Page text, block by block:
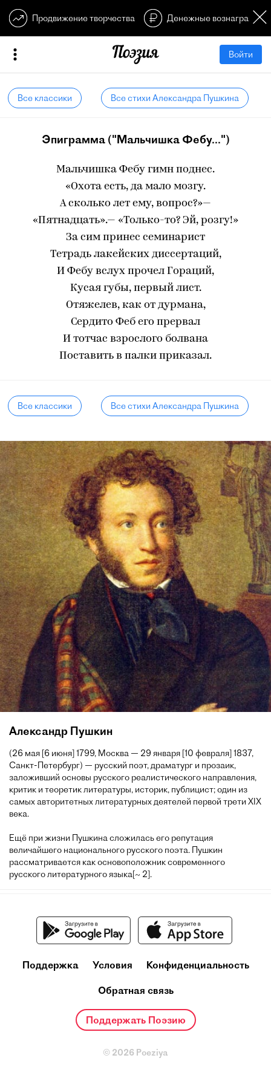
Продвижение творчества Денежные
Войти
Все классики Все стихи Александра Пушкина
Эпиграмма ("Мальчишка Фебу...")
Мальчишка Фебу гимн поднес.
«Охота есть, да мало мозгу.
А сколько лет ему, вопрос?»—
«Пятнадцать».— «Только-то? Эй, розгу!»
За сим принес семинарист
Тетрадь лакейских диссертаций,
И Фебу вслух прочел Гораций,
Кусая губы, первый лист.
Отяжелев, как от дурмана,
Сердито Феб его прервал
И тотчас взрослого болвана
Поставить в палки приказал.
Все классики Все стихи Александра Пушкина
Александр Пушкин
(26 мая [6 июня] 1799, Москва — 29 января [10 февраля] 1837,
Санкт-Петербург) — русский поэт, драматург и прозаик,
заложивший основы русского реалистического направления,
критик и теоретик литературы, историк, публицист; один из
самых авторитетных литературных деятелей первой трети XIX
века.
Ещё при жизни Пушкина сложилась его репутация
величайшего национального русского поэта. Пушкин
рассматривается как основоположник современного
русского литературного языка[~ 2].
Поддержка Условия Конфиденциальность
Обратная связь
Поддержать Поэзию
© 2026 Poeziya